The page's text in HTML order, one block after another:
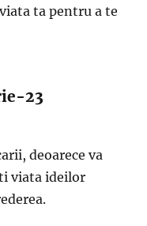
ta pentru a te
23
deoarece va
viata ideilor